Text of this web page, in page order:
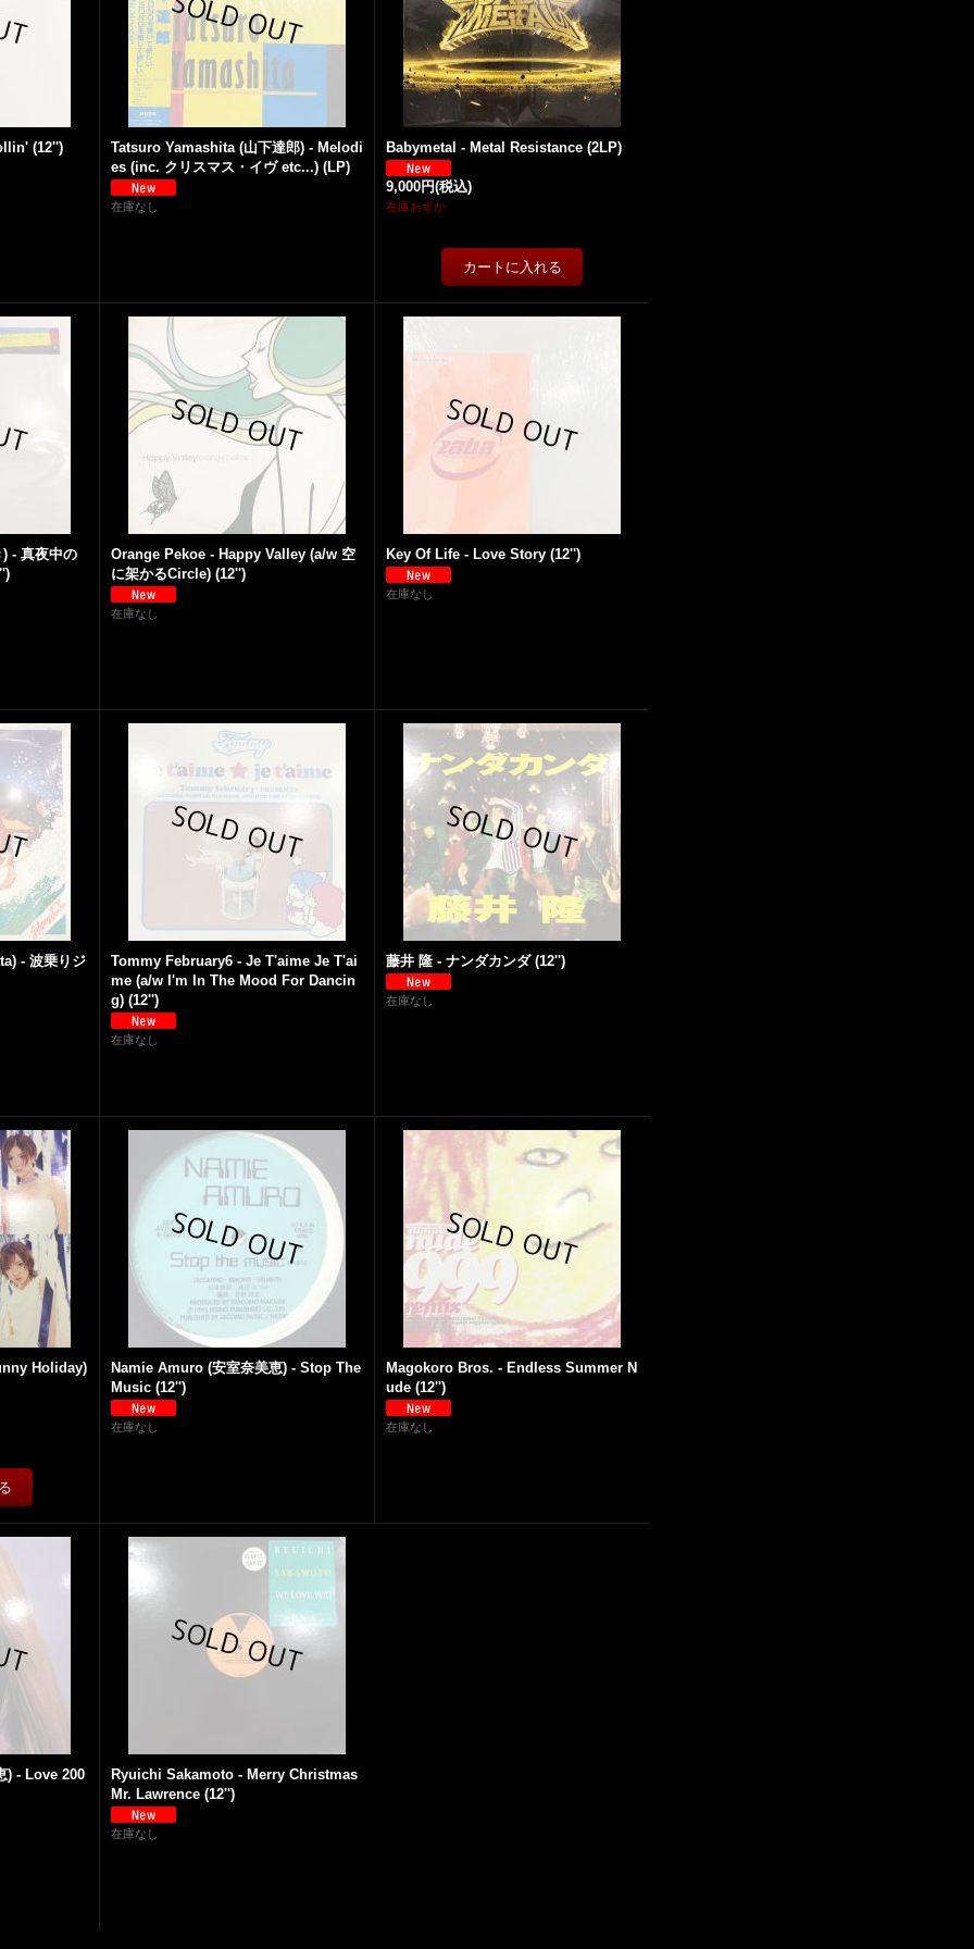
(12'')
Tatsuro Yamashita (山下達郎) - Melodi
es (inc. クリスマス・イヴ etc...) (LP)
在庫なし
Babymetal - Metal Resistance (2LP)
9,000円(税込)
在庫わずか
- 真夜中の
Orange Pekoe - Happy Valley (a/w 空
に架かるCircle) (12'')
在庫なし
Key Of Life - Love Story (12'')
在庫なし
- 波乗りジ
Tommy February6 - Je T'aime Je T'ai
me (a/w I'm In The Mood For Dancin
g) (12'')
在庫なし
藤井 隆 - ナンダカンダ (12'')
在庫なし
Holiday)
Namie Amuro (安室奈美恵) - Stop The
Music (12'')
在庫なし
Magokoro Bros. - Endless Summer N
ude (12'')
在庫なし
) - Love 200
Ryuichi Sakamoto - Merry Christmas
Mr. Lawrence (12'')
在庫なし